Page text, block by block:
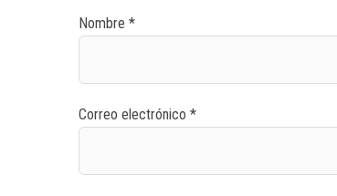
Nombre*
Correo electrónico*